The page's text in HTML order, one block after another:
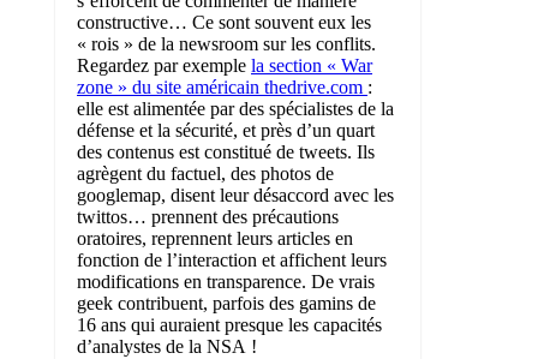
constructive… Ce sont souvent eux les
« rois » de la newsroom sur les conflits.
Regardez par exemplela section « War
zone » du site américain thedrive.com :
elle est alimentée par des spécialistes de la
défense et la sécurité, et près d’un quart
des contenus est constitué de tweets. Ils
agrègent du factuel, des photos de
googlemap, disent leur désaccord avec les
twittos… prennent des précautions
oratoires, reprennent leurs articles en
fonction de l’interaction et affichent leurs
modifications en transparence. De vrais
geek contribuent, parfois des gamins de
16 ans qui auraient presque les capacités
d’analystes de la NSA !